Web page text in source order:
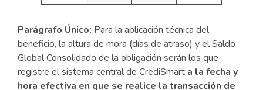
Parágrafo Único: Para la aplicación técnica del
beneficio, la altura de mora (días de atraso) y el Saldo
Global Consolidado de la obligación serán los que
registre el sistema central de CrediSmart a la fecha y
hora efectiva en que se realice la transacción de